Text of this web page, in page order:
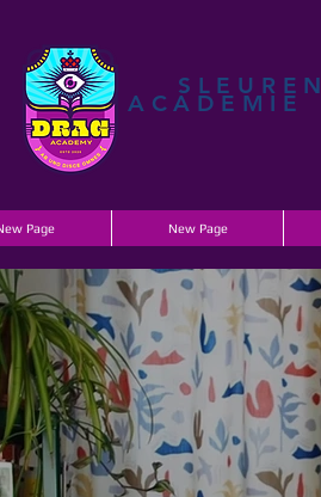
SLEUREN
ACADEMIE
Page New Page